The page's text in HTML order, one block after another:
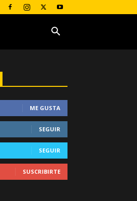
ME GUSTA
SEGUIR
SEGUIR
SUSCRIBIRTE